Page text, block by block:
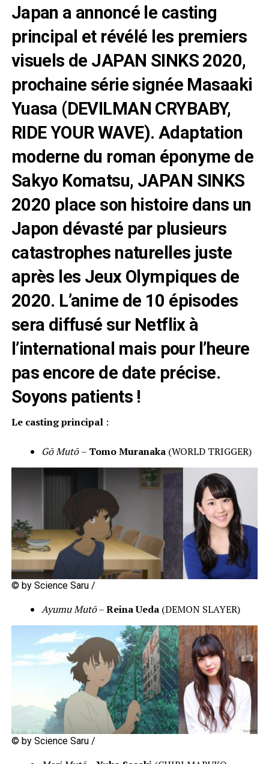
Japan a annoncé le casting
principal et révélé les premiers
visuels de JAPAN SINKS 2020,
prochaine série signée Masaaki
Yuasa (DEVILMAN CRYBABY,
RIDE YOUR WAVE). Adaptation
moderne du roman éponyme de
Sakyo Komatsu, JAPAN SINKS
2020 place son histoire dans un
Japon dévasté par plusieurs
catastrophes naturelles juste
après les Jeux Olympiques de
2020. L’anime de 10 épisodes
sera diffusé sur Netflix à
l’international mais pour l’heure
pas encore de date précise.
Soyons patients !
Le casting principal:
Gō Mutō– Tomo Muranaka(WORLD TRIGGER)
© by Science Saru /
Ayumu Mutō–Reina Ueda(DEMON SLAYER)
© by Science Saru /